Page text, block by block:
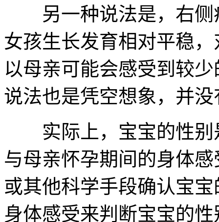
另一种说法是，右侧
女孩生长发育相对平稳
以母亲可能会感受到较
说法也是凭空想象，并
实际上，宝宝的性别
与母亲怀孕期间的身体
或其他科学手段确认宝
身体感受来判断宝宝的